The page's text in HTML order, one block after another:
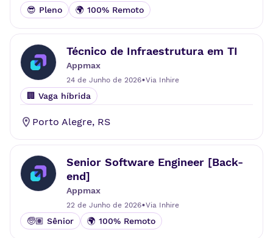
😎 Pleno 🌍 100% Remoto
Técnico de Infraestrutura em TI
Appmax
24 de Junho de 2026•Via Inhire
🏢 Vaga híbrida
Porto Alegre, RS
Senior Software Engineer [Back-
end]
Appmax
22 de Junho de 2026•Via Inhire
🧓🏽 Sênior 🌍 100% Remoto